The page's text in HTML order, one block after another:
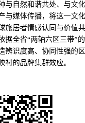
自然和谐共处、与文
与媒体传播，将这一文
旅居者情感认同与价值
全省“两轴六区三带”
辨识度高、协同性强的
的品牌集群效应。